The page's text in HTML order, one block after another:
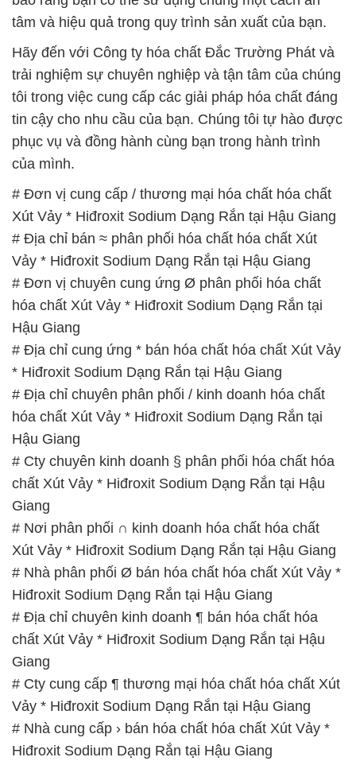
tâm và hiệu quả trong quy trình sản xuất của bạn.
Hãy đến với Công ty hóa chất Đắc Trường Phát và
trải nghiệm sự chuyên nghiệp và tận tâm của chúng
tôi trong việc cung cấp các giải pháp hóa chất đáng
tin cậy cho nhu cầu của bạn. Chúng tôi tự hào được
phục vụ và đồng hành cùng bạn trong hành trình
của mình.
# Đơn vị cung cấp / thương mại hóa chất hóa chất
Xút Vảy * Hiđroxit Sodium Dạng Rắn tại Hậu Giang
# Địa chỉ bán ≈ phân phối hóa chất hóa chất Xút
Vảy * Hiđroxit Sodium Dạng Rắn tại Hậu Giang
# Đơn vị chuyên cung ứng Ø phân phối hóa chất
hóa chất Xút Vảy * Hiđroxit Sodium Dạng Rắn tại
Hậu Giang
# Địa chỉ cung ứng * bán hóa chất hóa chất Xút Vảy
* Hiđroxit Sodium Dạng Rắn tại Hậu Giang
# Địa chỉ chuyên phân phối / kinh doanh hóa chất
hóa chất Xút Vảy * Hiđroxit Sodium Dạng Rắn tại
Hậu Giang
# Cty chuyên kinh doanh § phân phối hóa chất hóa
chất Xút Vảy * Hiđroxit Sodium Dạng Rắn tại Hậu
Giang
# Nơi phân phối ∩ kinh doanh hóa chất hóa chất
Xút Vảy * Hiđroxit Sodium Dạng Rắn tại Hậu Giang
# Nhà phân phối Ø bán hóa chất hóa chất Xút Vảy *
Hiđroxit Sodium Dạng Rắn tại Hậu Giang
# Địa chỉ chuyên kinh doanh ¶ bán hóa chất hóa
chất Xút Vảy * Hiđroxit Sodium Dạng Rắn tại Hậu
Giang
# Cty cung cấp ¶ thương mại hóa chất hóa chất Xút
Vảy * Hiđroxit Sodium Dạng Rắn tại Hậu Giang
# Nhà cung cấp › bán hóa chất hóa chất Xút Vảy *
Hiđroxit Sodium Dạng Rắn tại Hậu Giang